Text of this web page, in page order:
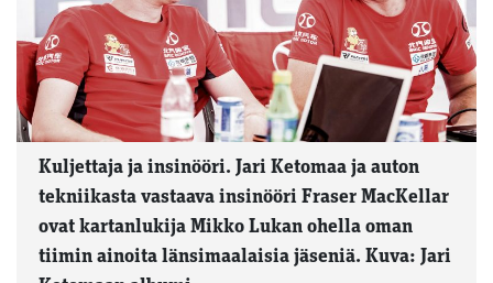
Kuljettaja ja insinööri. Jari Ketomaa ja auton
tekniikasta vastaava insinööri Fraser MacKellar
ovat kartanlukija Mikko Lukan ohella oman
tiimin ainoita länsimaalaisia jäseniä. Kuva: Jari